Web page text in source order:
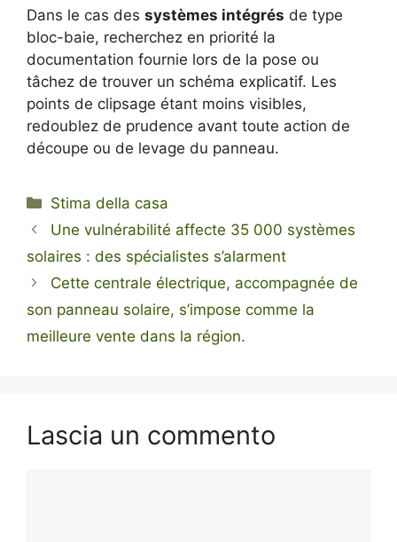
Dans le cas des systèmes intégrés de type
bloc-baie, recherchez en priorité la
documentation fournie lors de la pose ou
tâchez de trouver un schéma explicatif. Les
points de clipsage étant moins visibles,
redoublez de prudence avant toute action de
découpe ou de levage du panneau.
Categorie
Stima della casa
Une vulnérabilité affecte 35 000 systèmes
solaires : des spécialistes s’alarment
Cette centrale électrique, accompagnée de
son panneau solaire, s’impose comme la
meilleure vente dans la région.
Lascia un commento